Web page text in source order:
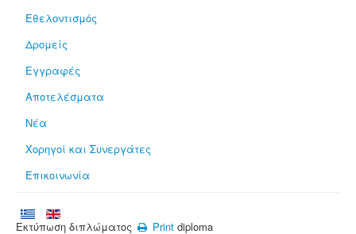
Εθελοντισμός
Δρομείς
Εγγραφές
Αποτελέσματα
Νέα
Χορηγοί και Συνεργάτες
Επικοινωνία
Εκτύπωση διπλώματος Print diploma